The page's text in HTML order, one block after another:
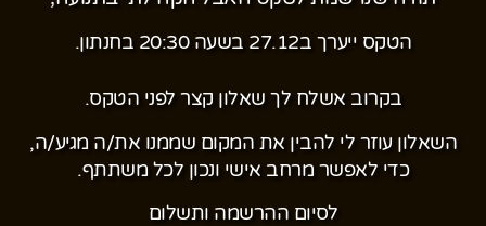
הטקס ייערך ב27.12 בשעה 20:30 בחנתון.
בקרוב אשלח לך שאלון קצר לפני הטקס.
השאלון עוזר לי להבין את המקום שממנו את/ה מגיע/ה,
כדי לאפשר מרחב אישי ונכון לכל משתתף.
לסיום ההרשמה ותשלום